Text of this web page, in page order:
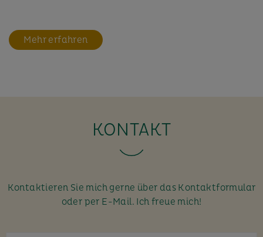
Mehr erfahren
KONTAKT
Kontaktieren Sie mich gerne über das Kontaktformular
oder per E-Mail. Ich freue mich!